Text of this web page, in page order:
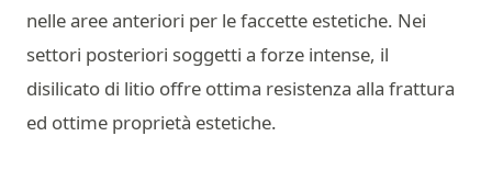
nelle aree anteriori per le faccette estetiche. Nei
settori posteriori soggetti a forze intense, il
disilicato di litio offre ottima resistenza alla frattura
ed ottime proprietà estetiche.